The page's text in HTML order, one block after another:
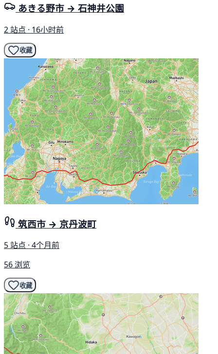
あきる野市 → 石神井公園
2 站点 · 16小时前
收藏
筑西市 → 京丹波町
5 站点 · 4个月前
56 浏览
收藏